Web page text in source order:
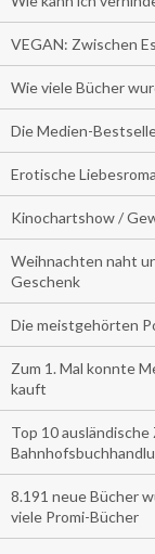
VEGAN: Zwischen
Wie viele Bücher
Die Medien-
Erotische
Kinochartshow /
Weihnachten naht
Geschenk
Die meistgehörten
Zum 1. Mal konnte
kauft
Top 10
8.191 neue Bücher
viele Promi-Bücher